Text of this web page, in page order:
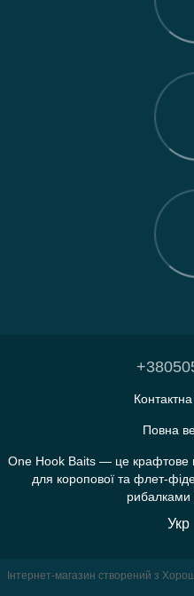
Повна
One Hook Baits — це крафтове
для коропової та флет-
рибалками
Укр
Інтернет-магазин створений з